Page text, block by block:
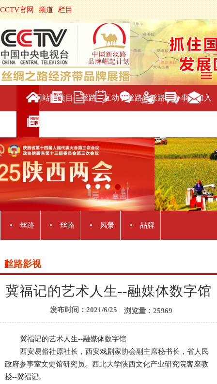
CCTV官网 频道 栏目
主持人 节目单
央视影音 | 中国搜索
网站
首页
项目 丝路 互动 丝路 丝路 办事 加入
丝路 丝路 风景 品牌
丝路影视
冀福记的艺术人生--融媒体数字馆
发布时间：2021/6/25 浏览量：25969
冀福记的艺术人生--融媒体数字馆
西安易俗社原社长，西安戏剧家协会副主席秘书长，省人民
政府参事室文史馆研究员。西北大学陕西文化产业研究院客座教
授--冀福记。